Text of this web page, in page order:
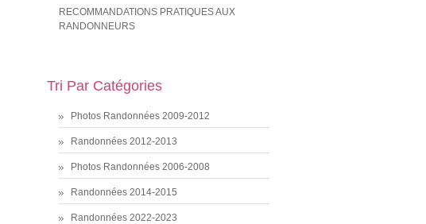
RECOMMANDATIONS PRATIQUES AUX
RANDONNEURS
Tri Par Catégories
Photos Randonnées 2009-2012
Randonnées 2012-2013
Photos Randonnées 2006-2008
Randonnées 2014-2015
Randonnées 2022-2023